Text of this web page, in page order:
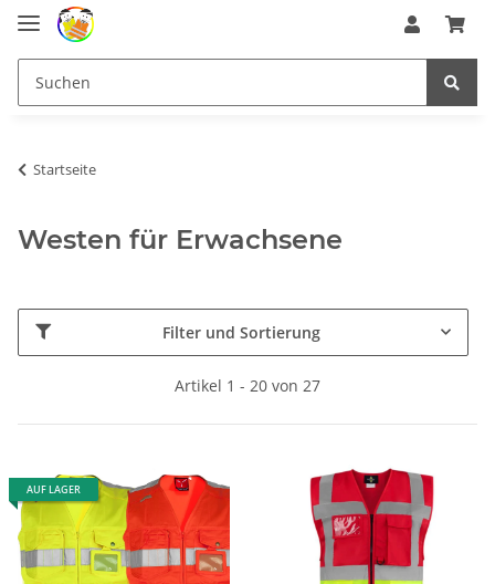
Startseite
Westen für Erwachsene
Filter und Sortierung
Artikel 1 - 20 von 27
AUF LAGER